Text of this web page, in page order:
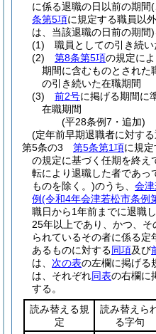
に係る退職の日以前の期間(
条第5項に規定する職員以
は、当該退職の日前の期間)
(1)
職員としての引き続い
(2)
第8条第5項の規定に
期間に含むものとされた
の引き続いた在職期間
(3)
前2号に掲げる期間に
在職期間
(平28条例7・追加)
(定年前早期退職者に対す
第5条の3
第5条第1項に規
の規定に基づく任期を終え
転により退職した者であっ
ものを除く。)のうち、 会
例(令和4年会津若松市条例
職日から1年前までに退職
25年以上であり、かつ、
られているその者に係る
あるものに対する同項及び
は、 次の表の左欄に掲げる
は、それぞれ同表の右欄に
する。
読み替える規
定
読み替えら
る字句